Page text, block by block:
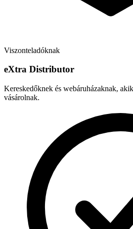
Viszonteladóknak
eXtra Distributor
Kereskedőknek és webáruházaknak,
vásárolnak.